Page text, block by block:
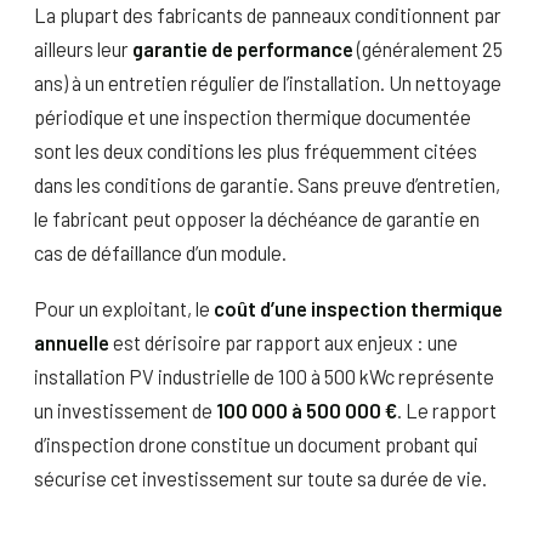
La plupart des fabricants de panneaux conditionnent par
ailleurs leur garantie de performance(généralement 25
ans) à un entretien régulier de l’installation. Un nettoyage
périodique et une inspection thermique documentée
sont les deux conditions les plus fréquemment citées
dans les conditions de garantie. Sans preuve d’entretien,
le fabricant peut opposer la déchéance de garantie en
cas de défaillance d’un module.
Pour un exploitant, le coût d’une inspection thermique
annuelle est dérisoire par rapport aux enjeux : une
installation PV industrielle de 100 à 500 kWc représente
un investissement de 100 000 à 500 000 € . Le rapport
d’inspection drone constitue un document probant qui
sécurise cet investissement sur toute sa durée de vie.